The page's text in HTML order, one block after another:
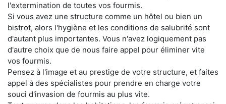
l'extermination de toutes vos fourmis.
Si vous avez une structure comme un hôtel ou bien un
bistrot, alors l'hygiène et les conditions de salubrité sont
d'autant plus importantes. Vous n'avez logiquement pas
d'autre choix que de nous faire appel pour éliminer vite
vos fourmis.
Pensez à l'image et au prestige de votre structure, et faites
appel à des spécialistes pour prendre en charge votre
souci d'invasion de fourmis au plus vite.